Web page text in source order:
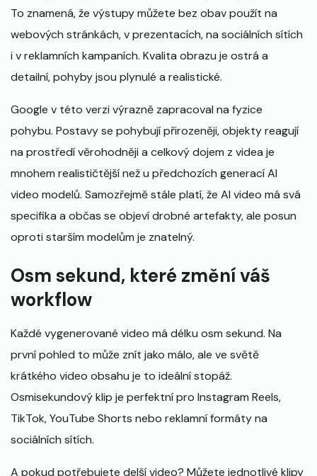
To znamená, že výstupy můžete bez obav použít na
webových stránkách, v prezentacích, na sociálních sítích
i v reklamních kampaních. Kvalita obrazu je ostrá a
detailní, pohyby jsou plynulé a realistické.
Google v této verzi výrazně zapracoval na fyzice
pohybu. Postavy se pohybují přirozeněji, objekty reagují
na prostředí věrohodněji a celkový dojem z videa je
mnohem realističtější než u předchozích generací AI
video modelů. Samozřejmě stále platí, že AI video má svá
specifika a občas se objeví drobné artefakty, ale posun
oproti starším modelům je znatelný.
Osm sekund, které změní váš
workflow
Každé vygenerované video má délku osm sekund. Na
první pohled to může znít jako málo, ale ve světě
krátkého video obsahu je to ideální stopáž.
Osmisekundový klip je perfektní pro Instagram Reels,
TikTok, YouTube Shorts nebo reklamní formáty na
sociálních sítích.
A pokud potřebujete delší video? Můžete jednotlivé klipy